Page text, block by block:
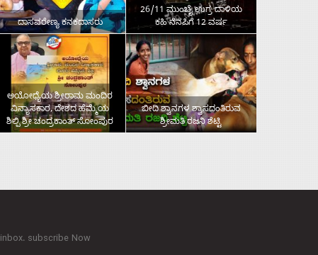
ದಾಸವರೇಣ್ಯ ಕನಕದಾಸರು
26/11 ಮುಂಬೈ ಉಗ್ರ ದಾಳಿಯ
ಕಹಿ ನೆನಪಿಗೆ 12 ವರ್ಷ
ಅಯೋಧ್ಯೆಯ ಶ್ರೀರಾಮ ಮಂದಿರ
ವಿನ್ಯಾಸಕಾರ, ದೇಶದ ಹೆಮ್ಮೆಯ
ಶಿಲ್ಪಿ ಶ್ರೀ ಚಂದ್ರಕಾಂತ್‌ ಸೋಂಪುರ
ಬೀದಿ ಶ್ವಾನಗಳ ಶ್ವಾಸದಂತಿರುವ
ಶ್ರೀಮತಿ ರಜನಿ ಶೆಟ್ಟಿ
subscribe Now